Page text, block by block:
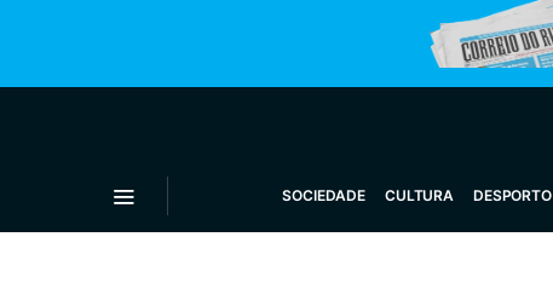
SOCIEDADE CULTURA DESPORTO